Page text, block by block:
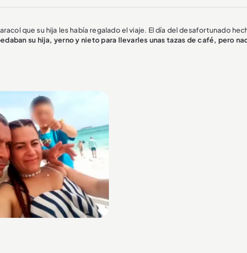
que su hija les había regalado el viaje. El día del desafortunado
su hija, yerno y nieto para llevarles unas tazas de café, pero